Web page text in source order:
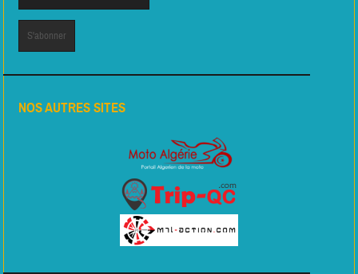
NOS AUTRES SITES